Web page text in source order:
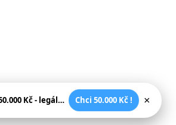
VIP uvítací bonus 50.000 Kč - legální české kasíno Chci 50.000 Kč ! ×